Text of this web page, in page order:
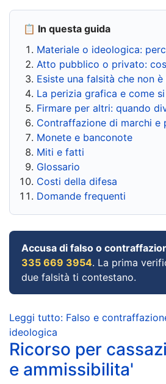
📋 In questa guida
Materiale o ideologica:
Atto pubblico o privato:
Esiste una falsità che non è
La perizia grafica e come
Firmare per altri: quando
Contraffazione di marchi e
Monete e banconote
Miti e fatti
Glossario
Costi della difesa
Domande frequenti
Accusa di falso o
335 669 3954. La prima
due falsità ti contestano.
Leggi tutto: Falso e
ideologica
Ricorso per
e ammissibilita'